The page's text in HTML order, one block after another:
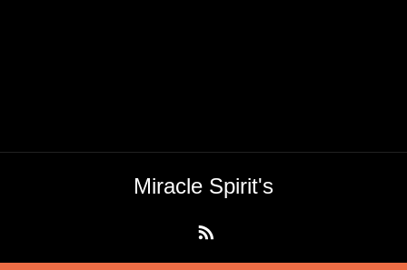
Miracle Spirit's